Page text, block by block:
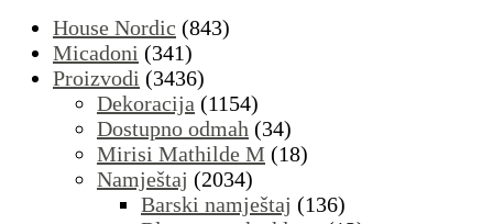
House Nordic (843)
Micadoni (341)
Proizvodi (3436)
Dekoracija (1154)
Dostupno odmah (34)
Mirisi Mathilde M (18)
Namještaj (2034)
Barski namještaj (136)